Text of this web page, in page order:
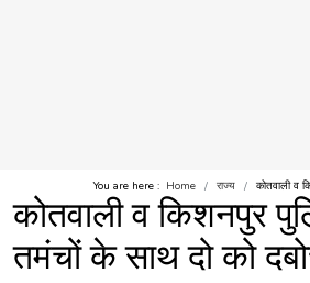
You are here : Home राज्य कोतवाली व
कोतवाली व किशनपुर
तमंचों के साथ दो को